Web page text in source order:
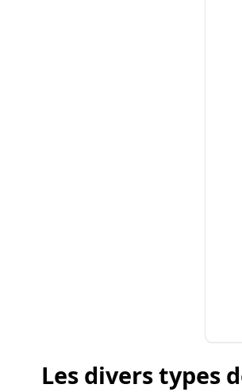
Les divers types